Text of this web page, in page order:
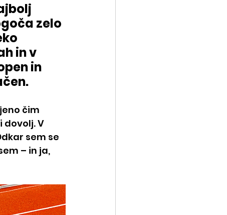
zelo
in v
in
čim
dovolj. V
sem se
– in ja,